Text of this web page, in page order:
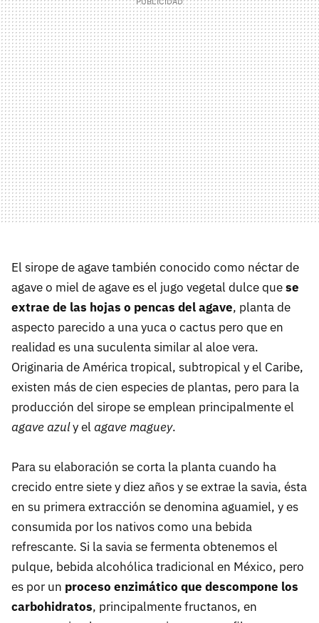
El sirope de agave también conocido como néctar de
agave o miel de agave es el jugo vegetal dulce quese
extrae de las hojas o pencas del agave, planta de
aspecto parecido a una yuca o cactus pero que en
realidad es una suculenta similar al aloe vera.
Originaria de América tropical, subtropical y el Caribe,
existen más de cien especies de plantas, pero para la
producción del sirope se emplean principalmente el
agave azuly el agave maguey.
Para su elaboración se corta la planta cuando ha
crecido entre siete y diez años y se extrae la savia, ésta
en su primera extracción se denomina aguamiel, y es
consumida por los nativos como una bebida
refrescante. Si la savia se fermenta obtenemos el
pulque, bebida alcohólica tradicional en México, pero
es por un proceso enzimático que descompone los
carbohidratos, principalmente fructanos, en